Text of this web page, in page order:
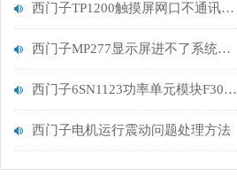
西门子TP1200触摸屏网口不通讯维修排查
西门子MP277显示屏进不了系统触摸屏维修解决
西门子6SN1123功率单元模块F300500报警维修说明
西门子电机运行震动问题处理方法